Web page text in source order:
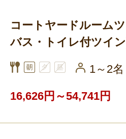
コートヤードルーム
バス・トイレ付ツイ
1～2名
16,626円～54,741円